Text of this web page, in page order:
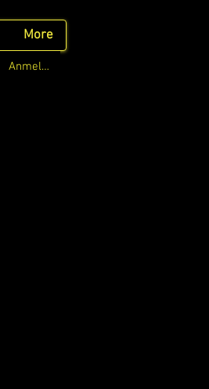
More
Anmelden